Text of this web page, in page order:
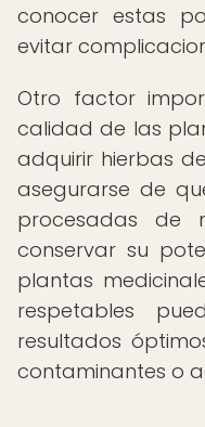
conocer estas
evitar
Otro factor
calidad de las
adquirir hierbas
asegurarse de
procesadas de
conservar su
plantas
respetables
resultados
contaminantes o